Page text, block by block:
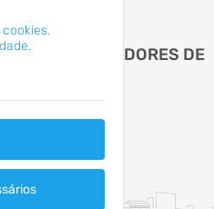
DE VEREADORES DE